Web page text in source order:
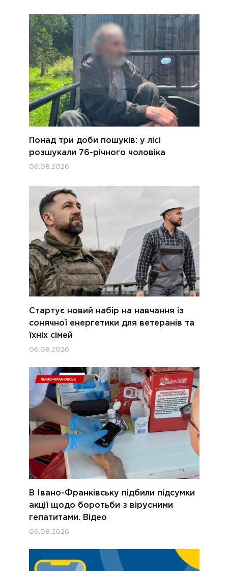
Понад три доби пошуків: у лісі
розшукали 76-річного чоловіка
06.08.2026
Стартує новий набір на навчання із
сонячної енергетики для ветеранів та
їхніх сімей
06.08.2026
В Івано-Франківську підбили підсумки
акції щодо боротьби з вірусними
гепатитами. Відео
06.08.2026